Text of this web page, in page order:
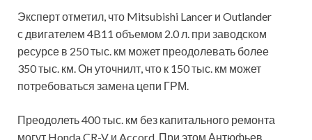
Эксперт отметил, что Mitsubishi Lancer и Outlander
с двигателем 4B11 объемом 2.0 л. при заводском
ресурсе в 250 тыс. км может преодолевать более
350 тыс. км. Он уточнилт, что к 150 тыс. км может
потребоваться замена цепи ГРМ.
Преодолеть 400 тыс. км без капитального ремонта
могут Honda CR-V и Accord. При этом Антюфьев